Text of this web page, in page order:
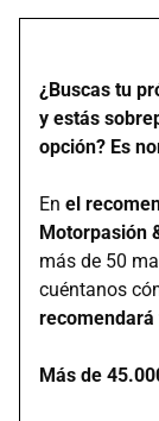
¿Buscas tu
y estás
opción? Es
En el
Motorpasión
más de 50
cuéntanos
Más de